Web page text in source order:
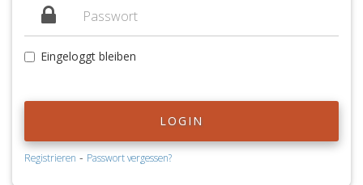
Eingeloggt bleiben
LOGIN
Registrieren - Passwort vergessen?